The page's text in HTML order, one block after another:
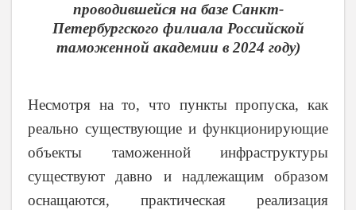
проводившейся на базе Санкт-
Петербургского филиала Российской
таможенной академии в 2024 году)
Несмотря на то, что пункты пропуска, как
реально существующие и функционирующие
объекты таможенной инфраструктуры
существуют давно и надлежащим образом
оснащаются, практическая реализация